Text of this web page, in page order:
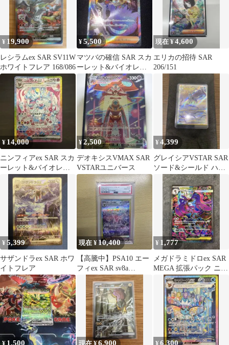
¥ 19,900
レシラムex SAR SV11W
ホワイトフレア 168/086
¥5,500
マツバの確信 SAR スカ
ーレット&バイオレッ
ト 拡張パック ワイルド
フォース…
現在 ¥4,600
エリカの招待 SAR
206/151
¥ 14,000
ニンフィアex SAR スカ
ーレット&バイオレッ
ト ハイクラスパック テ
ラスタ…
¥2,500
デオキシスVMAX SAR
VSTARユニバース
¥4,399
グレイシアVSTAR SAR
ソード&シールド ハイ
クラスパック VSTAR
ユ…
¥5,399
サザンドラex SAR ホワ
イトフレア
現在 ¥ 10,400
【高騰中】PSA10 エー
フィex SAR sv8a
211/187
¥ 1,777
メガドラミドロex SAR
MEGA 拡張パック ニン
ジャスピナー キラ 11…
¥ 1,500 現在 ¥6,900 ¥6,300